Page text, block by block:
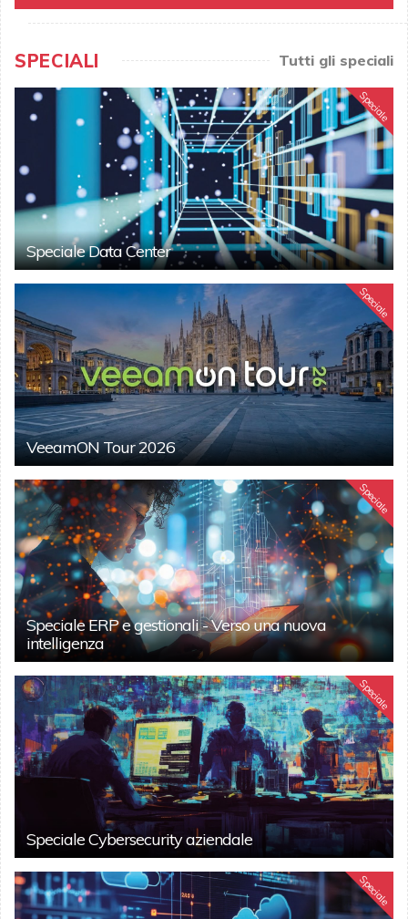
SPECIALI Tutti gli speciali
Speciale
Speciale Data Center
Speciale
VeeamON Tour 2026
Speciale
Speciale ERP e gestionali - Verso una nuova
intelligenza
Speciale
Speciale Cybersecurity aziendale
Speciale